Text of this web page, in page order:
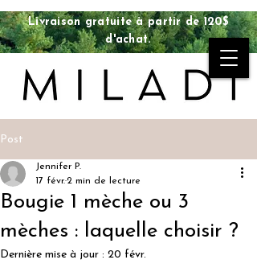
Livraison gratuite à partir de 120$
d'achat.
Post
Bougie 1 mèche ou 3
mèches : laquelle choisir ?
Jennifer P.
17 févr.2 min de lecture
Dernière mise à jour : 20 févr.